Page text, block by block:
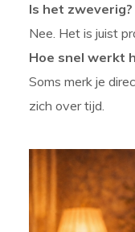
Is het zweverig?
Nee. Het is juist
Hoe snel werkt
Soms merk je
zich over tijd.